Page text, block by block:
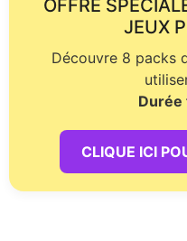
OFFRE
JEUX
Découvre 8 packs
Durée
CLIQUE ICI